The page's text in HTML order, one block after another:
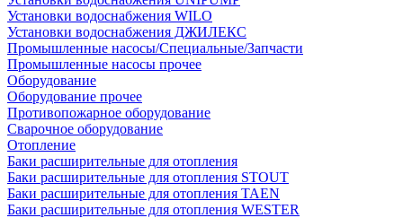
Установки водоснабжения WILO
Установки водоснабжения ДЖИЛЕКС
Промышленные насосы/Специальные/Запчасти
Промышленные насосы прочее
Оборудование
Оборудование прочее
Противопожарное оборудование
Сварочное оборудование
Отопление
Баки расширительные для отопления
Баки расширительные для отопления STOUT
Баки расширительные для отопления TAEN
Баки расширительные для отопления WESTER